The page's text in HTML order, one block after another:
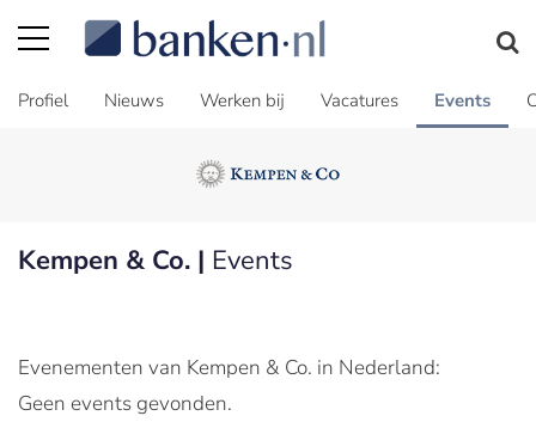
Profiel Nieuws Werken bij Vacatures Events
Kempen & Co. | Events
Evenementen van Kempen & Co. in Nederland:
Geen events gevonden.